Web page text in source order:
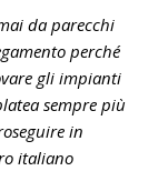
da parecchi
perché
gli impianti
sempre più
in
italiano